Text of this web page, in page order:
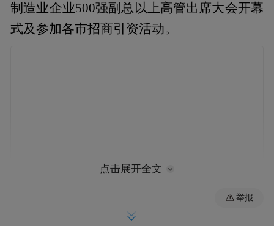
制造业企业500强副总以上高管出席大会开幕
式及参加各市招商引资活动。
点击展开全文
举报